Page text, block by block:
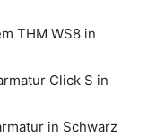
THM WS8 in
Click S in
in Schwarz